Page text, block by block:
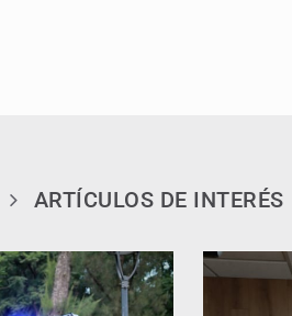
ARTÍCULOS DE INTERÉS